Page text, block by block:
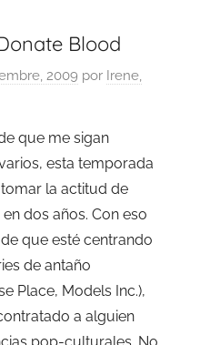
Blood
2009 por Irene,
que me sigan
esta temporada
la actitud de
dos años. Con eso
que esté centrando
de antaño
Place, Models Inc.),
a alguien